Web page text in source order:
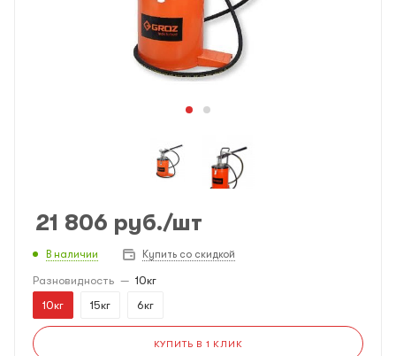
21 806 руб./шт
В наличии Купить со скидкой
Разновидность — 10кг
10кг
15кг 6кг
КУПИТЬ В 1 КЛИК